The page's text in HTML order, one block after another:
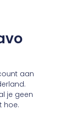
aan
je geen
hoe.